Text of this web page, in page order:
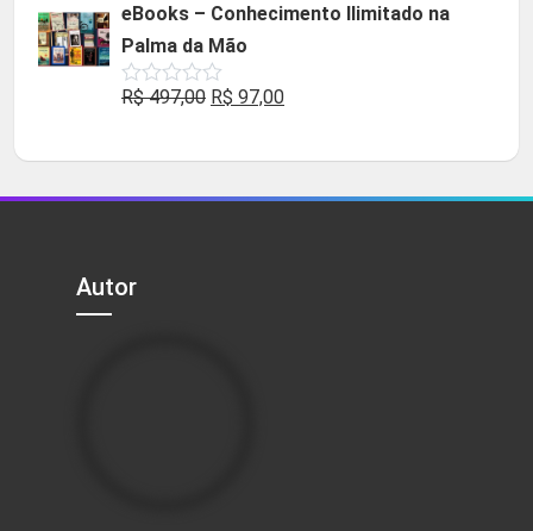
R$ 49,90.R$ 29,90.
eBooks – Conhecimento Ilimitado na
Palma da Mão
Avaliação
5
R$497,00 O
original
era:
R$ 97,00O
atual
é:
Autor